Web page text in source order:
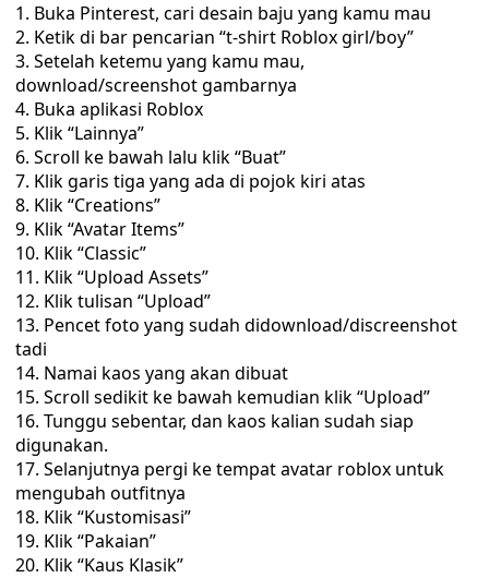
Buka Pinterest, cari desain baju yang kamu mau
Ketik di bar pencarian “t-shirt Roblox girl/boy”
Setelah ketemu yang kamu mau,
download/screenshot gambarnya
Buka aplikasi Roblox
Klik “Lainnya”
Scroll ke bawah lalu klik “Buat”
Klik garis tiga yang ada di pojok kiri atas
Klik “Creations”
Klik “Avatar Items”
Klik “Classic”
Klik “Upload Assets”
Klik tulisan “Upload”
Pencet foto yang sudah didownload/discreenshot
tadi
Namai kaos yang akan dibuat
Scroll sedikit ke bawah kemudian klik “Upload”
Tunggu sebentar, dan kaos kalian sudah siap
digunakan.
Selanjutnya pergi ke tempat avatar roblox untuk
mengubah outfitnya
Klik “Kustomisasi”
Klik “Pakaian”
Klik “Kaus Klasik”